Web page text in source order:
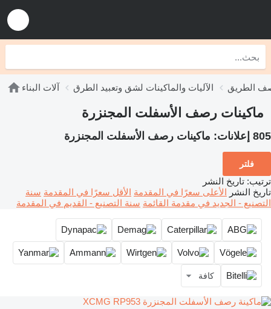
آلات البناء الآليات والماكينات لشق وتعبيد الطرق الطريق
ماكينات رصف الأسفلت المجنزرة
805 إعلانات: ماكينات رصف الأسفلت المجنزرة
فلتر
ترتيب: تاريخ النشر
تاريخ النشر الأعلى سعرًا في المقدمة الأقل سعرًا في المقدمة سنة
التصنيع - الجديد في مقدمة القائمة سنة التصنيع - القديم في المقدمة
كافة